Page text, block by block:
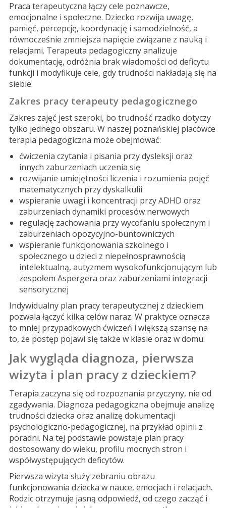
Praca terapeutyczna łączy cele poznawcze,
emocjonalne i społeczne. Dziecko rozwija uwagę,
pamięć, percepcję, koordynację i samodzielność, a
równocześnie zmniejsza napięcie związane z nauką i
relacjami. Terapeuta pedagogiczny analizuje
dokumentację, odróżnia brak wiadomości od deficytu
funkcji i modyfikuje cele, gdy trudności nakładają się na
siebie.
Zakres pracy terapeuty pedagogicznego
Zakres zajęć jest szeroki, bo trudność rzadko dotyczy
tylko jednego obszaru. W naszej poznańskiej placówce
terapia pedagogiczna może obejmować:
ćwiczenia czytania i pisania przy dysleksji oraz
innych zaburzeniach uczenia się
rozwijanie umiejętności liczenia i rozumienia pojęć
matematycznych przy dyskalkulii
wspieranie uwagi i koncentracji przy ADHD oraz
zaburzeniach dynamiki procesów nerwowych
regulację zachowania przy wycofaniu społecznym i
zaburzeniach opozycyjno-buntowniczych
wspieranie funkcjonowania szkolnego i
społecznego u dzieci z niepełnosprawnością
intelektualną, autyzmem wysokofunkcjonującym lub
zespołem Aspergera oraz zaburzeniami integracji
sensorycznej
Indywidualny plan pracy terapeutycznej z dzieckiem
pozwala łączyć kilka celów naraz. W praktyce oznacza
to mniej przypadkowych ćwiczeń i większą szansę na
to, że postęp pojawi się także w klasie oraz w domu.
Jak wygląda diagnoza, pierwsza
wizyta i plan pracy z dzieckiem?
Terapia zaczyna się od rozpoznania przyczyny, nie od
zgadywania. Diagnoza pedagogiczna obejmuje analizę
trudności dziecka oraz analizę dokumentacji
psychologiczno-pedagogicznej, na przykład opinii z
poradni. Na tej podstawie powstaje plan pracy
dostosowany do wieku, profilu mocnych stron i
współwystępujących deficytów.
Pierwsza wizyta służy zebraniu obrazu
funkcjonowania dziecka w nauce, emocjach i relacjach.
Rodzic otrzymuje jasną odpowiedź, od czego zacząć i